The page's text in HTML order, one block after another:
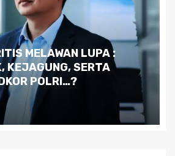
di Tengah Krisis:
Daya Alam dan
Tak Kreatif